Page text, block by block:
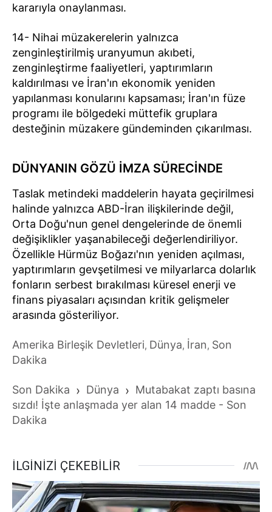
kararıyla onaylanması.
14- Nihai müzakerelerin yalnızca
zenginleştirilmiş uranyumun akıbeti,
zenginleştirme faaliyetleri, yaptırımların
kaldırılması ve İran'ın ekonomik yeniden
yapılanması konularını kapsaması; İran'ın füze
programı ile bölgedeki müttefik gruplara
desteğinin müzakere gündeminden çıkarılması.
DÜNYANIN GÖZÜ İMZA SÜRECİNDE
Taslak metindeki maddelerin hayata geçirilmesi
halinde yalnızca ABD-İran ilişkilerinde değil,
Orta Doğu'nun genel dengelerinde de önemli
değişiklikler yaşanabileceği değerlendiriliyor.
Özellikle Hürmüz Boğazı'nın yeniden açılması,
yaptırımların gevşetilmesi ve milyarlarca dolarlık
fonların serbest bırakılması küresel enerji ve
finans piyasaları açısından kritik gelişmeler
arasında gösteriliyor.
Amerika Birleşik Devletleri, Dünya, İran, Son
Dakika
Son Dakika › Dünya › Mutabakat zaptı basına
sızdı! İşte anlaşmada yer alan 14 madde - Son
Dakika